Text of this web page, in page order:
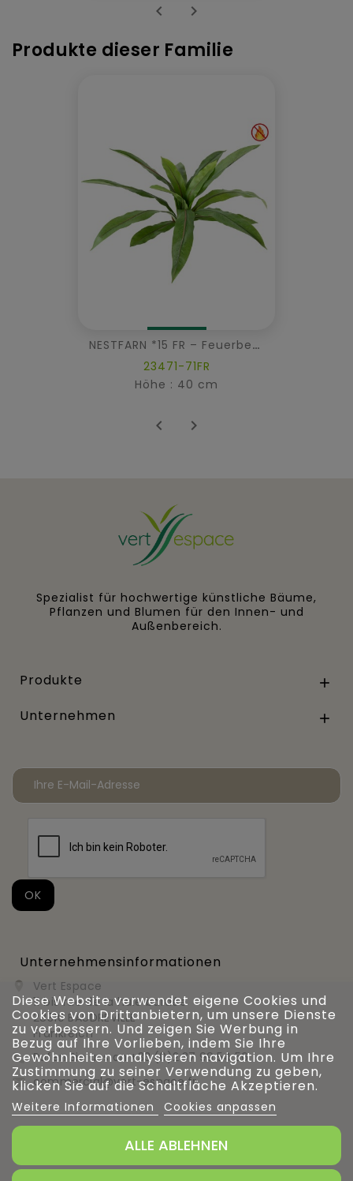
 
Produkte dieser Familie
NESTFARN *15 FR – Feuerbeständig
23471-71FR
Höhe : 40 cm
 
Spezialist für hochwertige künstliche Bäume,
Pflanzen und Blumen für den Innen- und
Außenbereich.
Produkte 
Unternehmen 
Unternehmensinformationen

Vert Espace
11 bis rue de la haie bardée
28310 BAUDREVILLE
Frankreich
 Rufen Sie uns an +33 (0)2 37 99 54 56
 commercial@vert-espace.fr
Diese Website verwendet eigene Cookies und
Cookies von Drittanbietern, um unsere Dienste
zu verbessern. Und zeigen Sie Werbung in
Bezug auf Ihre Vorlieben, indem Sie Ihre
Gewohnheiten analysieren navigation. Um Ihre
Zustimmung zu seiner Verwendung zu geben,
klicken Sie auf die Schaltfläche Akzeptieren.
Weitere Informationen Cookies anpassen
ALLE ABLEHNEN